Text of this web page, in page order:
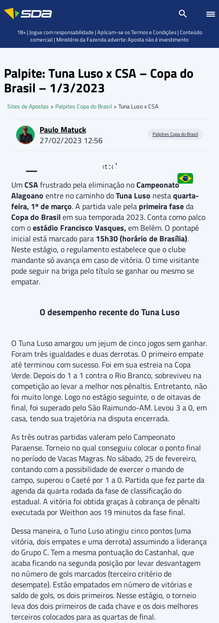
Palpite: Tuna Luso x CSA – Copa do
Brasil – 1/3/2023
Sites de Apostas > Palpites Copa do Brasil > Tuna Luso x CSA
Paulo Matuck
27/02/2023 12:56
Palpites Copa do Brasil
Cup
[toc]
UmCSAfrustrado pela eliminação noCampeonato
Alagoano entre no caminho doTuna Luso nestaquarta-
feira, 1º de março. A partida vale pela primeira faseda
Copa do Brasilem sua temporada 2023. Conta como palco
com oestádio Francisco Vasques,em Belém. O pontapé
inicial está marcado para 15h30 (horário de Brasília).
Neste estágio, o regulamento estabelece que o clube
mandante só avança em caso de vitória. O time visitante
pode seguir na briga pelo título se ganhar ou mesmo se
empatar.
O desempenho recente do Tuna Luso
O Tuna Luso amargou um jejum de cinco jogos sem ganhar.
Foram três igualdades e duas derrotas. O primeiro empate
até terminou com sucesso. Foi em sua estreia na Copa
Verde. Depois do 1 a 1 contra o Rio Branco, sobreviveu na
competição ao levar a melhor nos pênaltis. Entretanto, não
foi muito longe. Logo no estágio seguinte, o de oitavas de
final, foi superado pelo São Raimundo-AM. Levou 3 a 0, em
casa, tendo sua trajetória na disputa encerrada.
As três outras partidas valeram pelo Campeonato
Paraense. Torneio no qual conseguiu colocar o ponto final
no período de Vacas Magras. No sábado, 25 de fevereiro,
contando com a possibilidade de exercer o mando de
campo, superou o Caeté por 1 a 0. Partida que fez parte da
agenda da quarta rodada da fase de classificação do
estadual. A vitória foi obtida graças à cobrança de pênalti
executada por Weithon aos 19 minutos da fase final.
Dessa maneira, o Tuno Luso atingiu cinco pontos (uma
vitória, dois empates e uma derrota) assumindo a liderança
do Grupo C. Tem a mesma pontuação do Castanhal, que
acaba ficando na segunda posição por levar desvantagem
no número de gols marcados (terceiro critério de
desempate). Estão empatados em número de vitórias e
saldo de gols, os dois primeiros. Nesse estágio, o torneio
leva dos dois primeiros de cada chave e os dois melhores
terceiros colocados para as quartas de final.
18+ | Jogue com responsabilidade | Aplicam-se os Termos e Condições | Conteúdo
comercial | Ministério da Fazenda adverte: Aposta não é investimento